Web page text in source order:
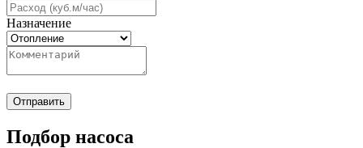
Назначение
Отправить
Подбор насоса